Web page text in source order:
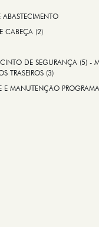
ABASTECIMENTO
CABEÇA (2)
DE SEGURANÇA (5) -
TRASEIROS (3)
E MANUTENÇÃO